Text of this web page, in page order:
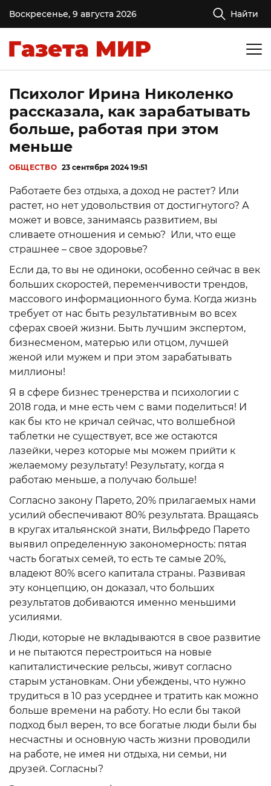
Воскресенье, 9 августа 2026 Найти
Психолог Ирина Николенко
рассказала, как зарабатывать
больше, работая при этом
меньше
ОБЩЕСТВО 23 сентября 2024 19:51
Работаете без отдыха, а доход не растет? Или
растет, но нет удовольствия от достигнутого? А
может и вовсе, занимаясь развитием, вы
сливаете отношения и семью? Или, что еще
страшнее – свое здоровье?
Если да, то вы не одиноки, особенно сейчас в век
больших скоростей, переменчивости трендов,
массового информационного бума. Когда жизнь
требует от нас быть результативным во всех
сферах своей жизни. Быть лучшим экспертом,
бизнесменом, матерью или отцом, лучшей
женой или мужем и при этом зарабатывать
миллионы!
Я в сфере бизнес тренерства и психологии с
2018 года, и мне есть чем с вами поделиться! И
как бы кто не кричал сейчас, что волшебной
таблетки не существует, все же остаются
лазейки, через которые мы можем прийти к
желаемому результату! Результату, когда я
работаю меньше, а получаю больше!
Согласно закону Парето, 20% прилагаемых нами
усилий обеспечивают 80% результата. Вращаясь
в кругах итальянской знати, Вильфредо Парето
выявил определенную закономерность: пятая
часть богатых семей, то есть те самые 20%,
владеют 80% всего капитала страны. Развивая
эту концепцию, он доказал, что больших
результатов добиваются именно меньшими
усилиями.
Люди, которые не вкладываются в свое развитие
и не пытаются перестроиться на новые
капиталистические рельсы, живут согласно
старым установкам. Они убеждены, что нужно
трудиться в 10 раз усерднее и тратить как можно
больше времени на работу. Но если бы такой
подход был верен, то все богатые люди были бы
несчастны и основную часть жизни проводили
на работе, не имея ни отдыха, ни семьи, ни
друзей. Согласны?